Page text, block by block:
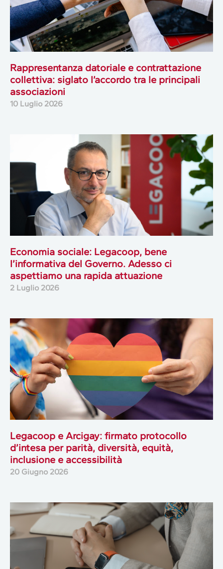
Rappresentanza datoriale e contrattazione
collettiva: siglato l’accordo tra le principali
associazioni
10 Luglio 2026
Economia sociale: Legacoop, bene
l’informativa del Governo. Adesso ci
aspettiamo una rapida attuazione
2 Luglio 2026
Legacoop e Arcigay: firmato protocollo
d’intesa per parità, diversità, equità,
inclusione e accessibilità
20 Giugno 2026